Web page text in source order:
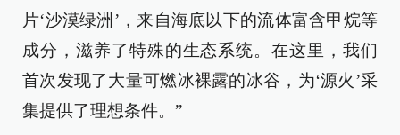
片‘沙漠绿洲’，来自海底以下的流体富含甲烷等
成分，滋养了特殊的生态系统。在这里，我们
首次发现了大量可燃冰裸露的冰谷，为‘源火’采
集提供了理想条件。”